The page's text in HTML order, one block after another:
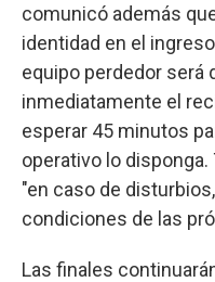
comunicó además
identidad en el
equipo perdedor será
inmediatamente el
esperar 45 minutos
operativo lo
"en caso de
condiciones de las
Las finales